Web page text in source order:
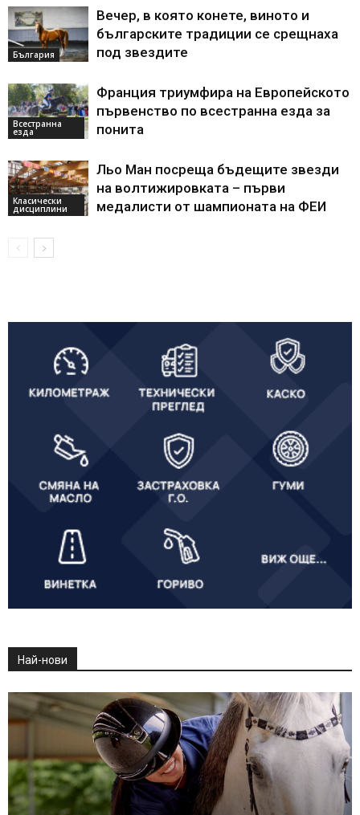
България
Вечер, в която конете, виното и
българските традиции се срещнаха
под звездите
Всестранна
езда
Франция триумфира на Европейското
първенство по всестранна езда за
понита
Класически
дисциплини
Льо Ман посреща бъдещите звезди
на волтижировката – първи
медалисти от шампионата на ФЕИ
Най-нови